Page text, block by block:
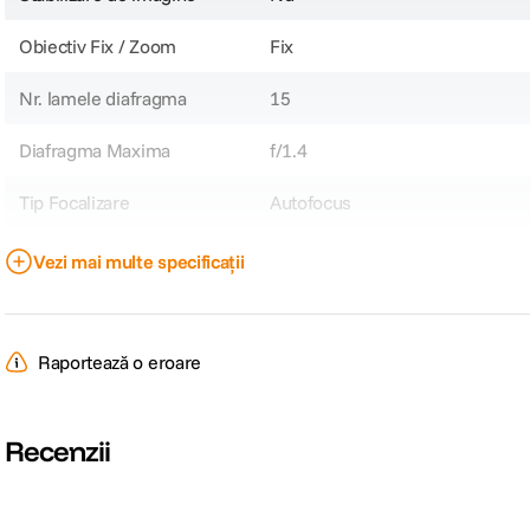
Obiectiv Fix / Zoom Fix
Nr. lamele diafragma 15
Diafragma Maxima f/1.4
Tip Focalizare Autofocus
Parasolar inclus
Greutate
DETALII PRODUCATOR
Vezi mai multe specificații
Raportează o eroare
Recenzii